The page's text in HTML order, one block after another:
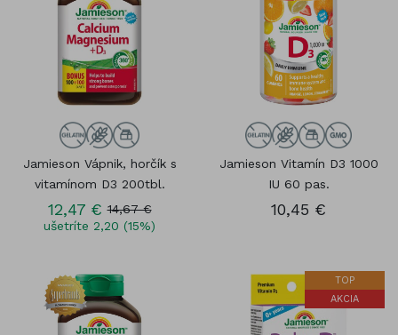
Jamieson Vápnik, horčík s
vitamínom D3 200tbl.
12,47 € 14,67 €
ušetríte 2,20 (15%)
Jamieson Vitamín D3 1000
IU 60 pas.
10,45 €
TOP
AKCIA